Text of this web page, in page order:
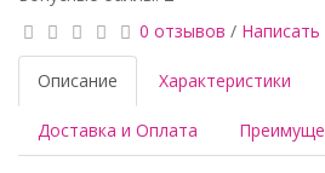
0 отзывов /
Описание Характеристики
Доставка и Оплата